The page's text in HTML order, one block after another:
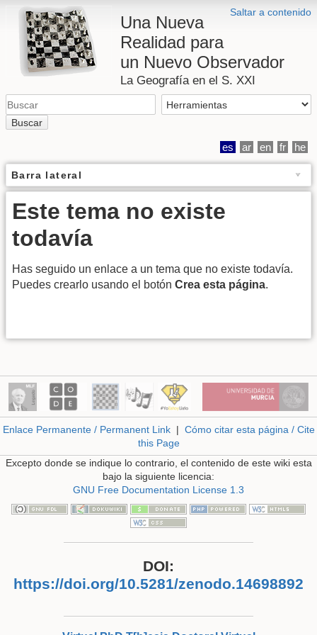
Saltar a contenido
Una Nueva
Realidad para
un Nuevo Observador
La Geografía en el S. XXI
Buscar
es ar en fr he
Barra lateral
Este tema no existe
todavía
Has seguido un enlace a un tema que no existe todavía.
Puedes crearlo usando el botón Crea esta página.
Enlace Permanente / Permanent Link| Cómo citar esta página / Cite
this Page
Excepto donde se indique lo contrario, el contenido de este wiki esta
bajo la siguiente licencia:
GNU Free Documentation License 1.3
DOI:
https://doi.org/10.5281/zenodo.14698892